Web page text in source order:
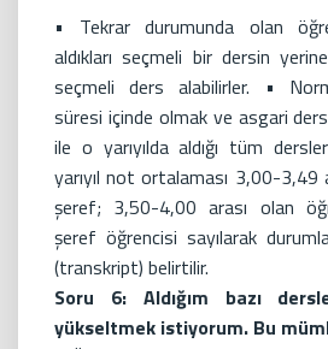
• Tekrar durumunda olan
aldıkları seçmeli bir dersin
seçmeli ders alabilirler. •
süresi içinde olmak ve asgari
ile o yarıyılda aldığı tüm
yarıyıl not ortalaması 3,00-3,49
şeref; 3,50-4,00 arası olan
şeref öğrencisi sayılarak
(transkript) belirtilir.
Soru 6: Aldığım bazı
yükseltmek istiyorum. Bu